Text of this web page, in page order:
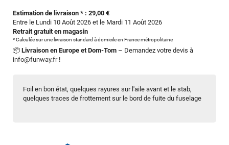
Foil en bon état, quelques rayures sur l'aile avant et le stab,
quelques traces de frottement sur le bord de fuite du fuselage
Estimation de livraison * : 29,00 €
Entre le Lundi 10 Août 2026 et le Mardi 11 Août 2026
Retrait gratuit en magasin
* Calculée sur une livraison standard à domicile en France métropolitaine
📦 Livraison en Europe et Dom-Tom – Demandez votre devis à
info@funway.fr!